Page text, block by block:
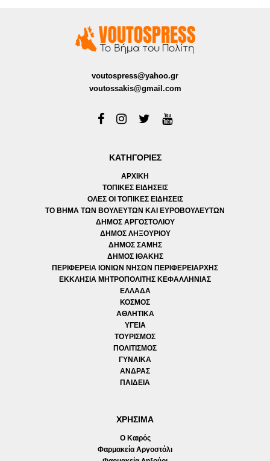
voutospress@yahoo.gr
voutossakis@gmail.com
ΚΑΤΗΓΟΡΙΕΣ
ΑΡΧΙΚΗ
ΤΟΠΙΚΕΣ ΕΙΔΗΣΕΙΣ
ΟΛΕΣ ΟΙ ΤΟΠΙΚΕΣ ΕΙΔΗΣΕΙΣ
ΤΟ ΒΗΜΑ ΤΩΝ ΒΟΥΛΕΥΤΩΝ ΚΑΙ ΕΥΡΟΒΟΥΛΕΥΤΩΝ
ΔΗΜΟΣ ΑΡΓΟΣΤΟΛΙΟΥ
ΔΗΜΟΣ ΛΗΞΟΥΡΙΟΥ
ΔΗΜΟΣ ΣΑΜΗΣ
ΔΗΜΟΣ ΙΘΑΚΗΣ
ΠΕΡΙΦΕΡΕΙΑ ΙΟΝΙΩΝ ΝΗΣΩΝ ΠΕΡΙΦΕΡΕΙΑΡΧΗΣ
ΕΚΚΛΗΣΙΑ ΜΗΤΡΟΠΟΛΙΤΗΣ ΚΕΦΑΛΛΗΝΙΑΣ
ΕΛΛΑΔΑ
ΚΟΣΜΟΣ
ΑΘΛΗΤΙΚΑ
ΥΓΕΙΑ
ΤΟΥΡΙΣΜΟΣ
ΠΟΛΙΤΙΣΜΟΣ
ΓΥΝΑΙΚΑ
ΑΝΔΡΑΣ
ΠΑΙΔΕΙΑ
ΧΡΗΣΙΜΑ
Ο Καιρός
Φαρμακεία Αργοστόλι